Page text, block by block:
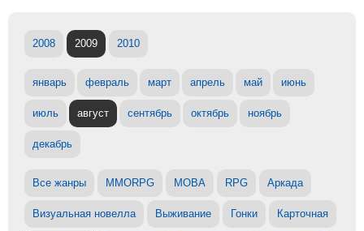
2008 2009 2010
январь февраль март апрель май июнь
июль август сентябрь октябрь ноябрь
декабрь
Все жанры MMORPG MOBA RPG Аркада
Визуальная новелла Выживание Гонки Карточная